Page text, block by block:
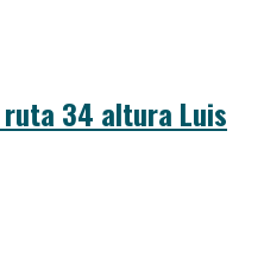
34 altura Luis